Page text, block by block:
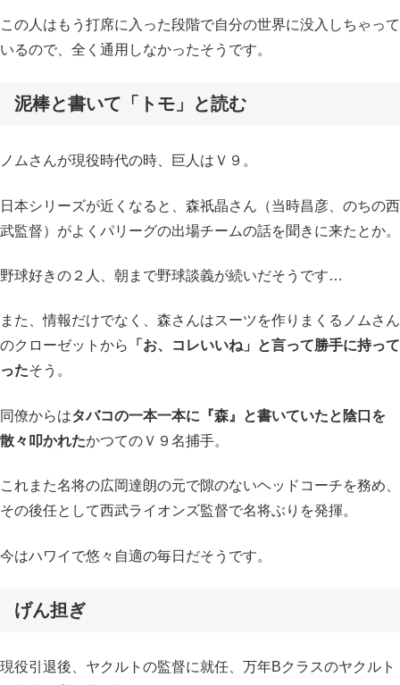
この人はもう打席に入った段階で自分の世界に没入しちゃって
いるので、全く通用しなかったそうです。
泥棒と書いて「トモ」と読む
ノムさんが現役時代の時、巨人はＶ９。
日本シリーズが近くなると、森祇晶さん（当時昌彦、のちの西
武監督）がよくパリーグの出場チームの話を聞きに来たとか。
野球好きの２人、朝まで野球談義が続いだそうです…
また、情報だけでなく、森さんはスーツを作りまくるノムさん
のクローゼットから
「お、コレいいね」と言って勝手に持って
ったそう。
同僚からはタバコの一本一本に『森』と書いていたと陰口を
散々叩かれたかつてのＶ９名捕手。
これまた名将の広岡達朗の元で隙のないヘッドコーチを務め、
その後任として西武ライオンズ監督で名将ぶりを発揮。
今はハワイで悠々自適の毎日だそうです。
げん担ぎ
現役引退後、ヤクルトの監督に就任、万年Bクラスのヤクルト